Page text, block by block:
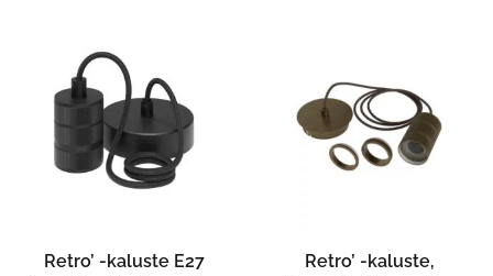
Retro’ -kaluste E27
Retro’ -kaluste,